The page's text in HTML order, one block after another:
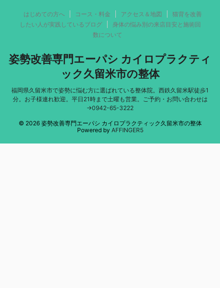
はじめての方へ コース・料金 アクセス＆地図
猫背を改善
したい人が実践しているブログ
身体の悩み別の来店目安と施術回
数について
姿勢改善専門エーパシ カイロプラクティ
ック久留米市の整体
福岡県久留米市で姿勢に悩む方に選ばれている整体院。西鉄久留米駅徒歩1
分。お子様連れ歓迎。平日21時まで土曜も営業。ご予約・お問い合わせは
→0942-65-3222
© 2026 姿勢改善専門エーパシ カイロプラクティック久留米市の整体
Powered by AFFINGER5